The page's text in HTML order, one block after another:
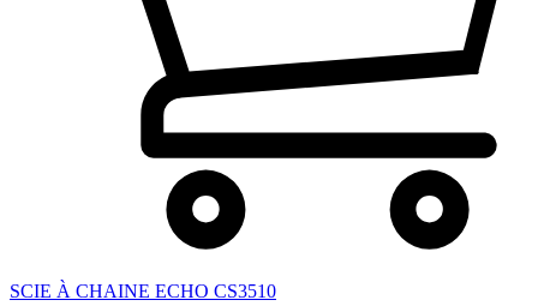
SCIE À CHAINE ECHO CS3510